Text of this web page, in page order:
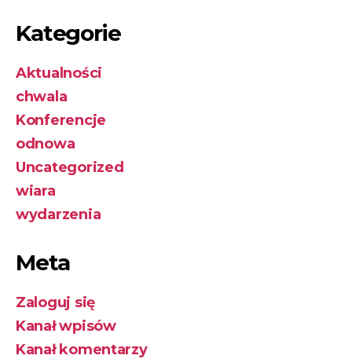
Kategorie
Aktualności
chwala
Konferencje
odnowa
Uncategorized
wiara
wydarzenia
Meta
Zaloguj się
Kanał wpisów
Kanał komentarzy